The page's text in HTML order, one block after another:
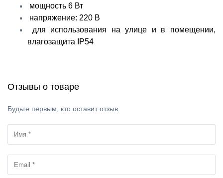
мощность 6 Вт
напряжение: 220 В
для использования на улице и в помещении,
влагозащита IP54
Отзывы о товаре
Будьте первым, кто оставит отзыв.